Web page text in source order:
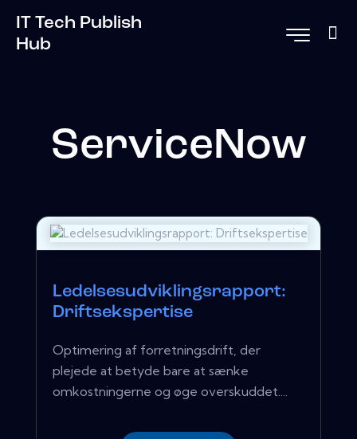
IT Tech Publish
Hub
ServiceNow
Ledelsesudviklingsrapport:
Driftsekspertise
Optimering af forretningsdrift, der
plejede at betyde bare at sænke
omkostningerne og øge overskuddet....